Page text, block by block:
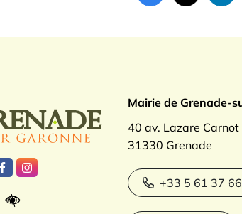
Logo Grenade sur
Lien vers le compte Facebook
Lien vers le compte Instagram
Mairie de Grenade-
40 av. Lazare Carnot
31330 Grenade
+33 5 61 37